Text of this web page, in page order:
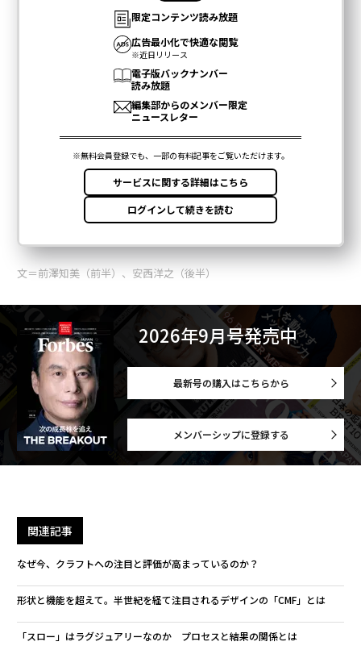
文＝前澤知美（前半）、安西洋之（後半）
2026年9月号発売中
最新号の購入はこちらから
メンバーシップに登録する
関連記事
なぜ今、クラフトへの注目と評価が高まっているのか？
形状と機能を超えて。半世紀を経て注目されるデザインの「CMF」とは
「スロー」はラグジュアリーなのか プロセスと結果の関係とは